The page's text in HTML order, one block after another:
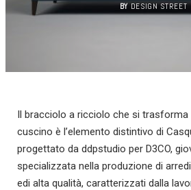
BY DESIGN STREET
Il bracciolo a ricciolo che si trasforma
cuscino è l’elemento distintivo di
progettato da ddpstudio per D3CO,
specializzata nella produzione di
edi alta qualità, caratterizzati dalla